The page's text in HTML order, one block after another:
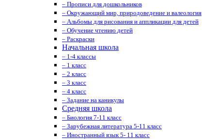
– Прописи для дошкольников
– Окружающий мир, природоведение и валеология
– Альбомы для рисования и аппликации для детей
– Обучение чтению детей
– Раскраски
Начальная школа
– 1-4 классы
– 1 класс
– 2 класс
– 3 класс
– 4 класс
– Задание на каникулы
Средняя школа
– Биология 7-11 класс
– Зарубежная литература 5-11 класс
– Иностранный язык 5- 11 класс